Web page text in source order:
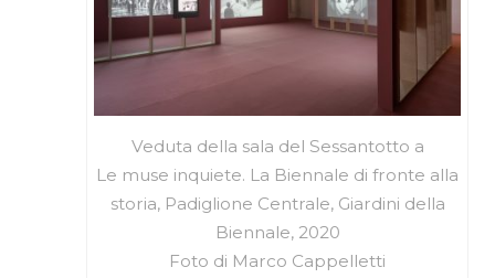
Veduta della sala del Sessantotto a
Le muse inquiete. La Biennale di fronte alla
storia, Padiglione Centrale, Giardini della
Biennale, 2020
Foto di Marco Cappelletti